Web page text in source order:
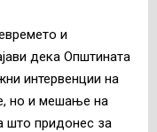
и
дека Општината
интервенции на
но и мешање на
што придонес за